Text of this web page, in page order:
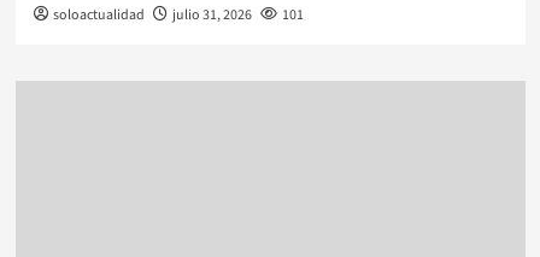
soloactualidad julio 31, 2026 101